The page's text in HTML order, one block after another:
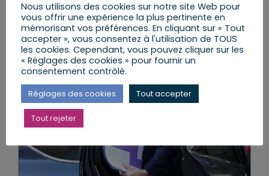
Nous utilisons des cookies sur notre site Web pour
vous offrir une expérience la plus pertinente en
mémorisant vos préférences. En cliquant sur « Tout
accepter », vous consentez à l'utilisation de TOUS
les cookies. Cependant, vous pouvez cliquer sur les
« Réglages des cookies » pour fournir un
consentement contrôlé.
Réglages des cookies Tout accepter
Tout rejeter